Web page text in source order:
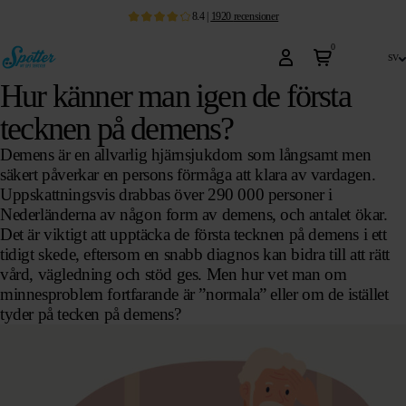
8.4| 1920 recensioner
0
sv
Hur känner man igen de första
tecknen på demens?
Demens är en allvarlig hjärnsjukdom som långsamt men
säkert påverkar en persons förmåga att klara av vardagen.
Uppskattningsvis drabbas över 290 000 personer i
Nederländerna av någon form av demens, och antalet ökar.
Det är viktigt att upptäcka de första tecknen på demens i ett
tidigt skede, eftersom en snabb diagnos kan bidra till att rätt
vård, vägledning och stöd ges. Men hur vet man om
minnesproblem fortfarande är ”normala” eller om de istället
tyder på tecken på demens?